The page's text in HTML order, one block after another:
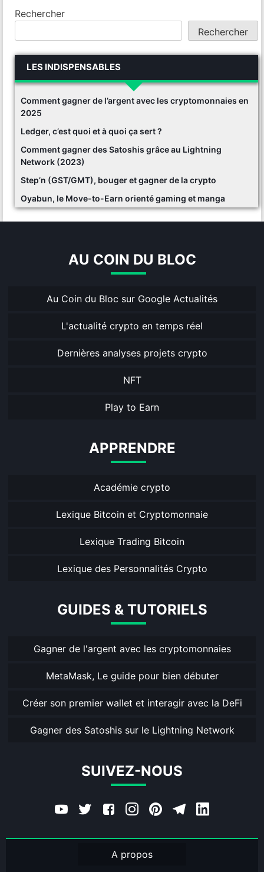
Rechercher
Rechercher
LES INDISPENSABLES
Comment gagner de l’argent avec les cryptomonnaies en
2025
Ledger, c’est quoi et à quoi ça sert ?
Comment gagner des Satoshis grâce au Lightning
Network (2023)
Step’n (GST/GMT), bouger et gagner de la crypto
Oyabun, le Move-to-Earn orienté gaming et manga
AU COIN DU BLOC
Au Coin du Bloc sur Google Actualités
L'actualité crypto en temps réel
Dernières analyses projets crypto
NFT
Play to Earn
APPRENDRE
Académie crypto
Lexique Bitcoin et Cryptomonnaie
Lexique Trading Bitcoin
Lexique des Personnalités Crypto
GUIDES & TUTORIELS
Gagner de l'argent avec les cryptomonnaies
MetaMask, Le guide pour bien débuter
Créer son premier wallet et interagir avec la DeFi
Gagner des Satoshis sur le Lightning Network
SUIVEZ-NOUS
A propos